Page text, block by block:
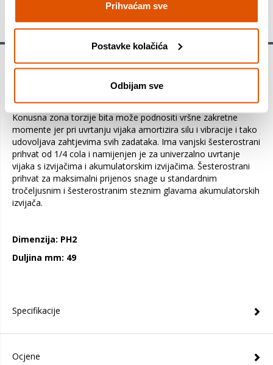
Prihvaćam sve
Postavke kolačića
Odbijam sve
Detalji proizvoda
Univerzalna upotreba - Ovaj Extra Hard bit izvijača dobar je
izbor za univerzalnu upotrebu. Zahvaljujući modificiranom S2
čeliku i optimiziranom postupku toplinske obrade koji rezultira
kvalitetom velike tvrdoće ostvarivo je obavljanje svih zadataka.
Konusna zona torzije bita može podnositi vršne zakretne
momente jer pri uvrtanju vijaka amortizira silu i vibracije i tako
udovoljava zahtjevima svih zadataka. Ima vanjski šesterostrani
prihvat od 1/4 cola i namijenjen je za univerzalno uvrtanje
vijaka s izvijačima i akumulatorskim izvijačima. Šesterostrani
prihvat za maksimalni prijenos snage u standardnim
tročeljusnim i šesterostranim steznim glavama akumulatorskih
izvijača.
Dimenzija: PH2
Duljina mm: 49
Specifikacije
Ocjene